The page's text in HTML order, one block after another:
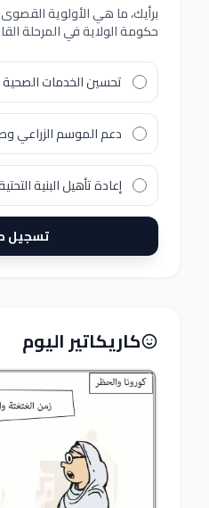
برأيك، ما هي الأولوية القصوى
حكومة الولاية في المرحلة
تحسين الخدمات الصحية
دعم الموسم الزراعي
إعادة تأهيل البنية
تسجيل
كاريكاتير اليوم